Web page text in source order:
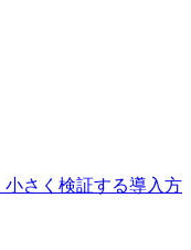
さく検証する導入方